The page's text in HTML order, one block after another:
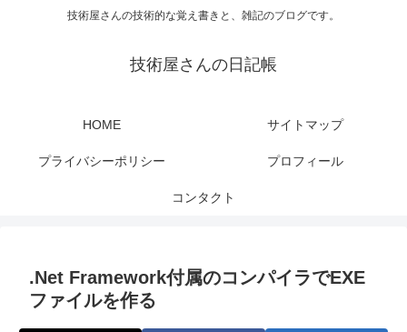
技術屋さんの技術的な覚え書きと、雑記のブログです。
技術屋さんの日記帳
HOME サイトマップ
プライバシーポリシー プロフィール
コンタクト
.Net Framework付属のコンパイラでEXE
ファイルを作る